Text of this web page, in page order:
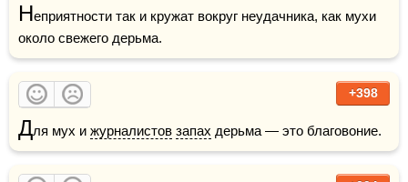
Неприятности так и кружат вокруг неудачника, как мухи
около свежего дерьма.
+398
Для мух и журналистов запах дерьма — это благовоние.